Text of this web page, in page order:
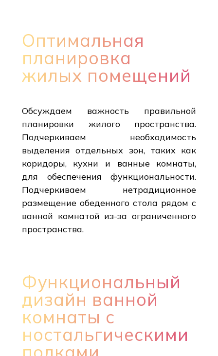
Оптимальная
планировка
жилых помещений
Обсуждаем важность правильной
планировки жилого пространства.
Подчеркиваем необходимость
выделения отдельных зон, таких как
коридоры, кухни и ванные комнаты,
для обеспечения функциональности.
Подчеркиваем нетрадиционное
размещение обеденного стола рядом с
ванной комнатой из-за ограниченного
пространства.
Функциональный
дизайн ванной
комнаты с
ностальгическими